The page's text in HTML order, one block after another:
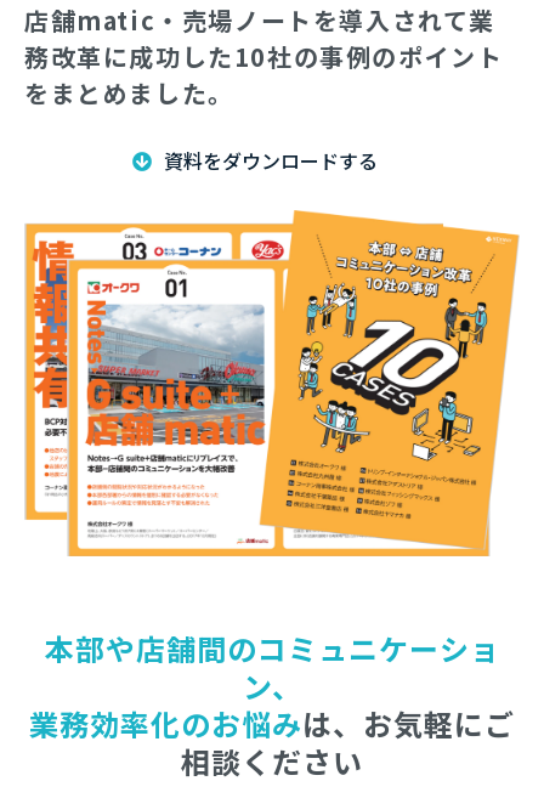
店舗matic・売場ノートを導入されて業
務改革に成功した10社の事例のポイント
をまとめました。
資料をダウンロードする
本部や店舗間のコミュニケーショ
ン、
業務効率化のお悩みは、お気軽にご
相談ください